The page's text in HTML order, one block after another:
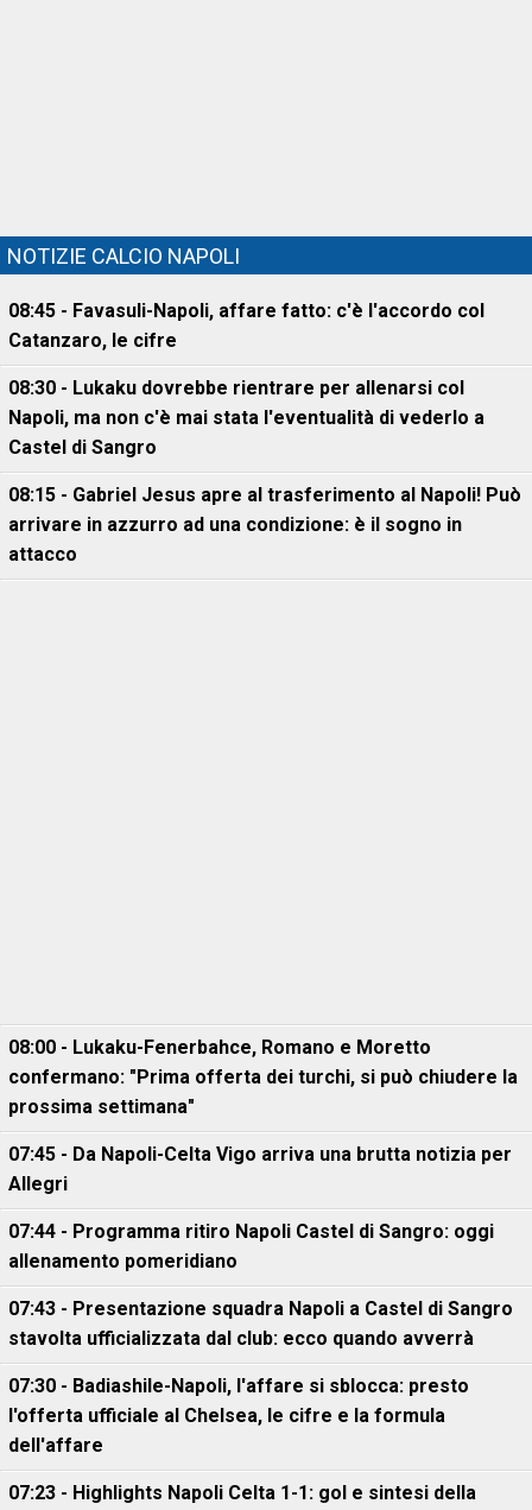
NOTIZIE CALCIO NAPOLI
08:45 - Favasuli-Napoli, affare fatto: c'è l'accordo col
Catanzaro, le cifre
08:30 - Lukaku dovrebbe rientrare per allenarsi col
Napoli, ma non c'è mai stata l'eventualità di vederlo a
Castel di Sangro
08:15 - Gabriel Jesus apre al trasferimento al Napoli! Può
arrivare in azzurro ad una condizione: è il sogno in
attacco
08:00 - Lukaku-Fenerbahce, Romano e Moretto
confermano: "Prima offerta dei turchi, si può chiudere la
prossima settimana"
07:45 - Da Napoli-Celta Vigo arriva una brutta notizia per
Allegri
07:44 - Programma ritiro Napoli Castel di Sangro: oggi
allenamento pomeridiano
07:43 - Presentazione squadra Napoli a Castel di Sangro
stavolta ufficializzata dal club: ecco quando avverrà
07:30 - Badiashile-Napoli, l'affare si sblocca: presto
l'offerta ufficiale al Chelsea, le cifre e la formula
dell'affare
07:23 - Highlights Napoli Celta 1-1: gol e sintesi della